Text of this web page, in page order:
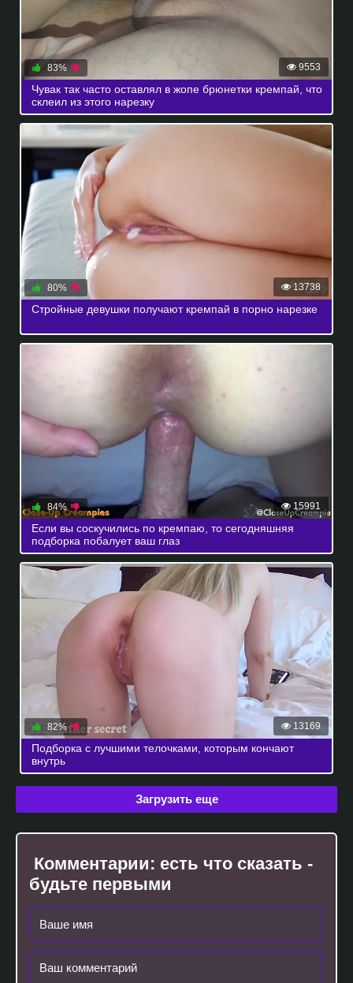
9553
83%
Чувак так часто оставлял в жопе брюнетки кремпай, что
склеил из этого нарезку
13738
80%
Стройные девушки получают кремпай в порно нарезке
15991
84%
Если вы соскучились по кремпаю, то сегодняшняя
подборка побалует ваш глаз
13169
82%
Подборка с лучшими телочками, которым кончают
внутрь
Загрузить еще
Комментарии: есть что сказать -
будьте первыми